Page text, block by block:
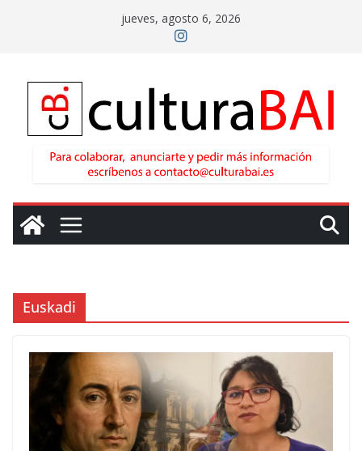
jueves, agosto 6, 2026
Euskadi